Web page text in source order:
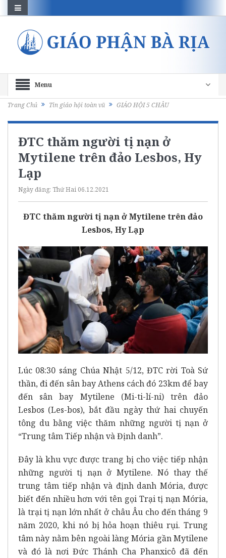
Menu
Trang Chủ Tin giáo hội toàn vũ GIÁO HỘI 5 CHÂU
ĐTC thăm người tị nạn ở
Mytilene trên đảo Lesbos, Hy
Lạp
Ngày đăng: Thứ Hai 06.12.2021
ĐTC thăm người tị nạn ở Mytilene trên đảo
Lesbos, Hy Lạp
Lúc 08:30 sáng Chúa Nhật 5/12, ĐTC rời Toà Sứ
thần, đi đến sân bay Athens cách đó 23km để bay
đến sân bay Mytilene (Mi-ti-lí-ni) trên đảo
Lesbos (Les-bos), bắt đầu ngày thứ hai chuyến
tông du bằng việc thăm những người tị nạn ở
“Trung tâm Tiếp nhận và Định danh”.
Đây là khu vực được trang bị cho việc tiếp nhận
những người tị nạn ở Mytilene. Nó thay thế
trung tâm tiếp nhận và định danh Mória, được
biết đến nhiều hơn với tên gọi Trại tị nạn Mória,
là trại tị nạn lớn nhất ở châu Âu cho đến tháng 9
năm 2020, khi nó bị hỏa hoạn thiêu rụi. Trung
tâm này nằm bên ngoài làng Mória gần Mytilene
và đó là nơi Đức Thánh Cha Phanxicô đã đến